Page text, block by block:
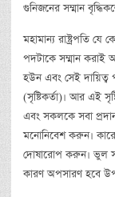
গুনিজনের সম্মান
মহামান্য রাষ্ট্রপতি
পদটাকে সম্মান করাই
হউন এবং সেই
(সৃষ্টিকর্তা)। আর এই
এবং সকলকে সবা
মনোনিবেশ করুন।
দোষারোপ করুন। ভুল
কারণ অপসারণ হবে